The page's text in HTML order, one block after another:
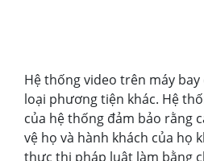
Hệ thống video trên máy
loại phương tiện khác. Hệ
của hệ thống đảm bảo rằng
vệ họ và hành khách của họ
thực thi pháp luật làm bằng